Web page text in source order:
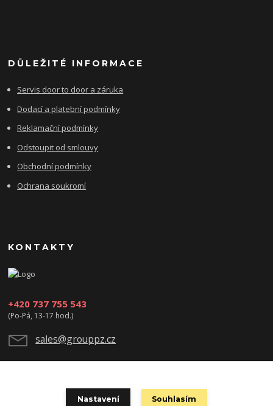
DŮLEŽITÉ INFORMACE
Servis door to door a záruka
Dodací a platební podmínky
Reklamační podmínky
Odstoupit od smlouvy
Obchodní podmínky
Ochrana soukromí
KONTAKTY
+420 737 755 543
(Po-Pá, 13-17 hod.)
sales@grouppz.cz
Nastavení Souhlasím